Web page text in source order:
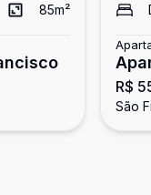
85m²
R$
São